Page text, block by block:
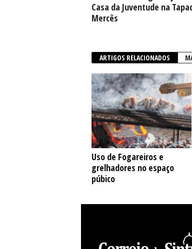
Casa da Juventude na
Mercês
ARTIGOS RELACIONADOS
Uso de Fogareiros e
grelhadores no espaço
púbico